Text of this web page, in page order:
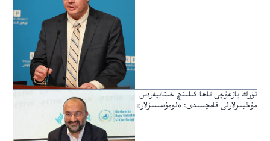
تۈرك يازغۇچى تاھا كىلىنچ خىتايپەرەس
مۇخبىرلارنى قامچىلىدى: «نومۇسسىزلار»